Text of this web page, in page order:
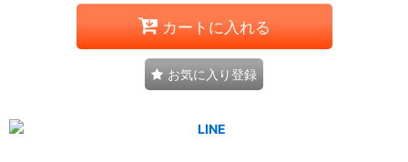
カートに入れる
お気に入り登録